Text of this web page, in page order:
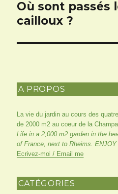
Article
suivant :
Où sont passés
cailloux ?
A PROPOS
La vie du jardin au cours des
de 2000 m2 au coeur de la
Life in a 2,000 m2 garden in the
of France, next to Rheims. ENJOY
Ecrivez-moi / Email me
CATÉGORIES